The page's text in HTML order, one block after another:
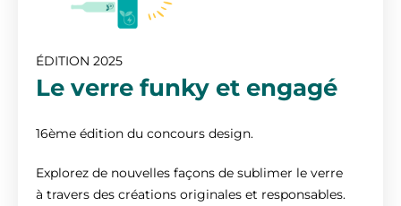
2014
ÉDITION 2025
Le verre funky et engagé
16ème édition du concours design.
Explorez de nouvelles façons de sublimer le verre
à travers des créations originales et responsables.